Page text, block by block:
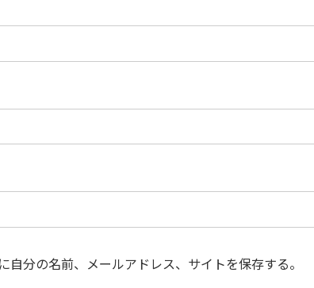
分の名前、メールアドレス、サイトを保存する。